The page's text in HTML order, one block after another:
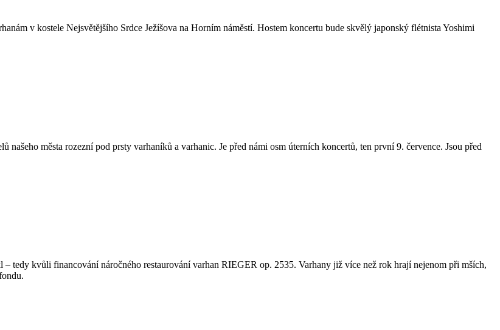
v kostele Nejsvětějšího Srdce Ježíšova na Horním náměstí. Hostem koncertu bude skvělý japonský flétnista Yoshimi
města rozezní pod prsty varhaníků a varhanic. Je před námi osm úterních koncertů, ten první 9. července. Jsou před
tedy kvůli financování náročného restaurování varhan RIEGER op. 2535. Varhany již více než rok hrají nejenom při mších,